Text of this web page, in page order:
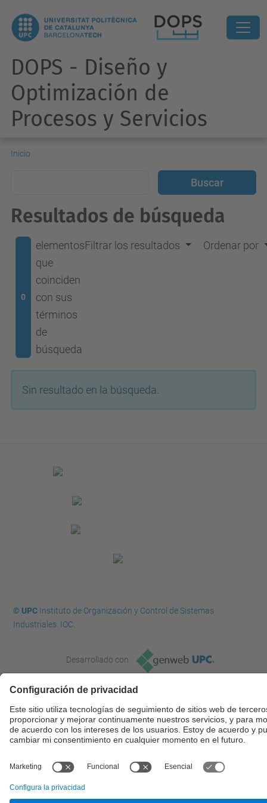
DOPS - Diseño y
Optimización de
Procesos y Servicios
Inicio
Resultados de búsqueda
0
elementos
que
coinciden
con sus
términos
de
búsqueda
Filtrar los resultados Ordenar por
Sin resultado en la búsqueda.
© UPCInstituto de Organización y Control de Sistemas
Industriales. IOC.
Desarrollado con